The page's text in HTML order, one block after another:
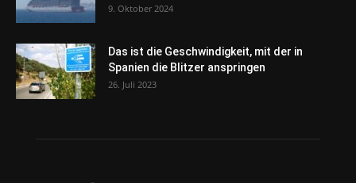
9. Oktober 2024
Das ist die Geschwindigkeit, mit der in
Spanien die Blitzer anspringen
26. Juli 2023